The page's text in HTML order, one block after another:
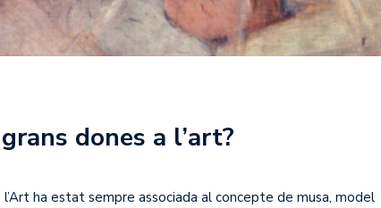
dones a l’art?
ha estat sempre associada al concepte de musa, model